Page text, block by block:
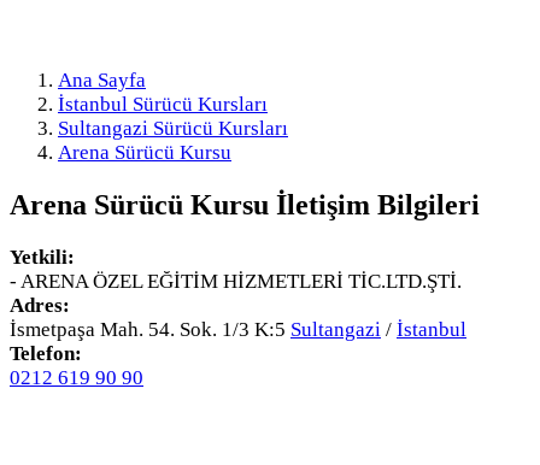
Ana Sayfa
İstanbul Sürücü Kursları
Sultangazi Sürücü Kursları
Arena Sürücü Kursu
Arena Sürücü Kursu İletişim Bilgileri
Yetkili:
- ARENA ÖZEL EĞİTİM HİZMETLERİ TİC.LTD.ŞTİ.
Adres:
İsmetpaşa Mah. 54. Sok. 1/3 K:5 Sultangazi / İstanbul
Telefon:
0212 619 90 90